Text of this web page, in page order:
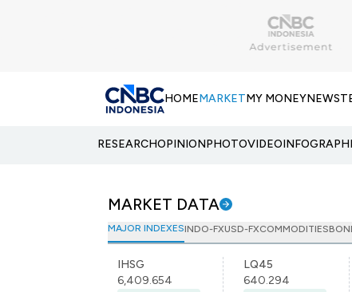
HOMEMARKETMY MONEYNEWS
RESEARCHOPINIONPHOTOVIDEO
MARKET DATA
MAJOR INDEXESINDO-FXUSD-FXCOMMODITIES
IHSG
6,409.654
LQ45
640.294